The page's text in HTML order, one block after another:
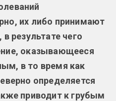
их либо принимают
результате чего
оказывающееся
в то время как
определяется
приводит к грубым